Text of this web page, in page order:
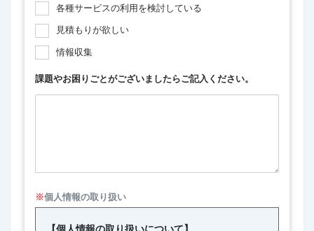
各種サービスの利用を検討している
見積もりが欲しい
情報収集
課題やお困りごとがございましたらご記入ください。
※個人情報の取り扱い